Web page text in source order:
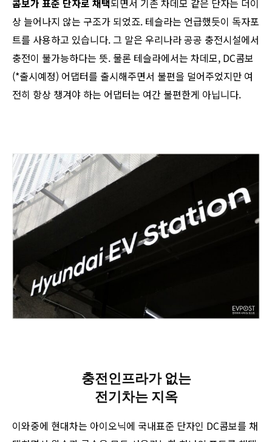
상 늘어나지 않는 구조가 되었죠. 테슬라는 언급했듯이 독자포
트를 사용하고 있습니다. 그 말은 우리나라 공공 충전시설에서
충전이 불가능하다는 뜻. 물론 테슬라에서는 차데모, DC콤보
(*출시예정) 어댑터를 출시해주면서 불편을 덜어주었지만 여
전히 항상 챙겨야 하는 어댑터는 여간 불편한게 아닙니다.
충전인프라가 없는
전기차는 지옥
이와중에 현대차는 아이오닉에 국내표준 단자인 DC콤보를 채